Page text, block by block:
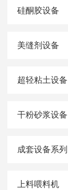
硅酮胶设备
美缝剂设备
超轻粘土设备
干粉砂浆设备
成套设备系列
上料喂料机